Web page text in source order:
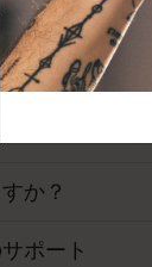
リ
リ
成
ューティング
か？
ポート